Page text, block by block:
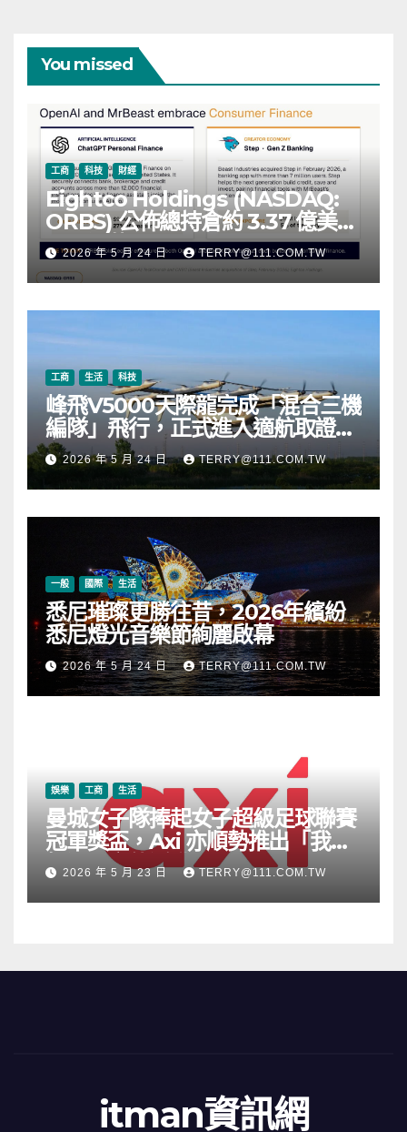
You missed
工商 科技 財經
Eightco Holdings (NASDAQ:
ORBS) 公佈總持倉約 3.37 億美
元，涵蓋 OpenAI、Beast
Industries、超過 11,000 枚以太
幣 (ETH) 及逾 2.83 億枚 WLD 代
幣
2026 年 5 月 24 日 TERRY@111.COM.TW
工商 生活 科技
峰飛V5000天際龍完成「混合三機
編隊」飛行，正式進入適航取證階
段2026 年 5 月 24 日 TERRY@111.COM.TW
一般 國際 生活
悉尼璀璨更勝往昔，2026年繽紛
悉尼燈光音樂節絢麗啟幕
2026 年 5 月 24 日 TERRY@111.COM.TW
娛樂 工商 生活
曼城女子隊捧起女子超級足球聯賽
冠軍獎盃，Axi 亦順勢推出「我的
根源」宣傳活動
2026 年 5 月 23 日 TERRY@111.COM.TW
itman資訊網